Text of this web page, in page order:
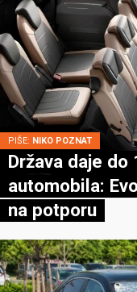
PIŠE: NIKO POZNAT
Država daje do
automobila:
na potporu